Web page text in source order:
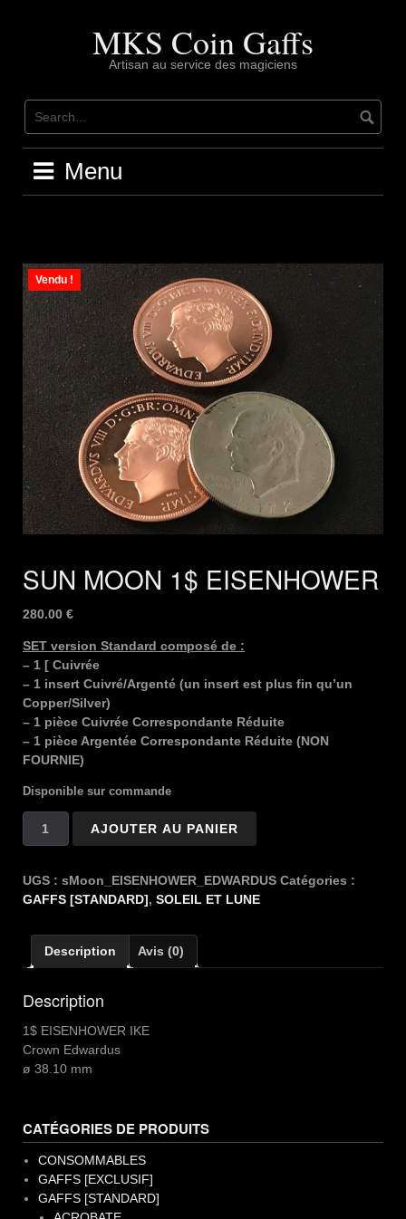
MKS Coin Gaffs
Artisan au service des magiciens
Menu
Vendu !
SUN MOON 1$ EISENHOWER
280.00 €
SET version Standard composé de :
– 1 [ Cuivrée
– 1 insert Cuivré/Argenté (un insert est plus fin qu’un
Copper/Silver)
– 1 pièce Cuivrée Correspondante Réduite
– 1 pièce Argentée Correspondante Réduite (NON
FOURNIE)
Disponible sur commande
MOON
1$
AJOUTER AU PANIER
UGS : sMoon_EISENHOWER_EDWARDUS Catégories :
GAFFS [STANDARD], SOLEIL ET LUNE
Description Avis (0)
Description
1$ EISENHOWER IKE
Crown Edwardus
ø 38.10 mm
CATÉGORIES DE PRODUITS
CONSOMMABLES
GAFFS [EXCLUSIF]
GAFFS [STANDARD]